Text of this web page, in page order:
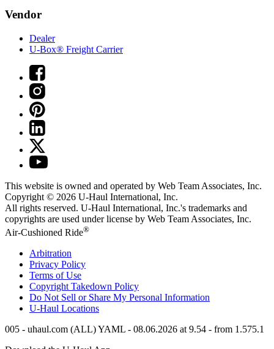
Vendor
Dealer
U-Box® Freight Carrier
This website is owned and operated by Web Team Associates, Inc.
Copyright © 2026 U-Haul International, Inc.
All rights reserved. U-Haul International, Inc.'s trademarks and
copyrights are used under license by Web Team Associates, Inc.
Air-Cushioned Ride®
Arbitration
Privacy Policy
Terms of Use
Copyright Takedown Policy
Do Not Sell or Share My Personal Information
U-Haul Locations
005 - uhaul.com (ALL) YAML - 08.06.2026 at 9.54 - from 1.575.1